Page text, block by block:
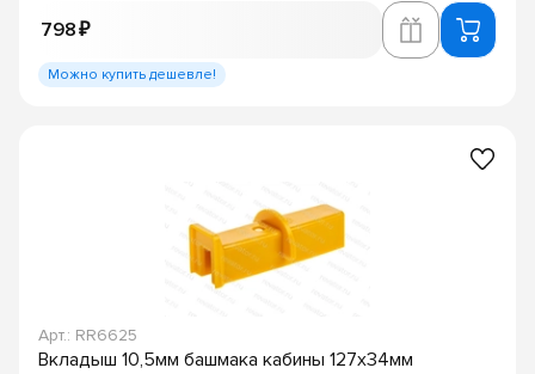
798 ₽
Можно купить дешевле!
Арт.: RR6625
Вкладыш 10,5мм башмака кабины 127х34мм